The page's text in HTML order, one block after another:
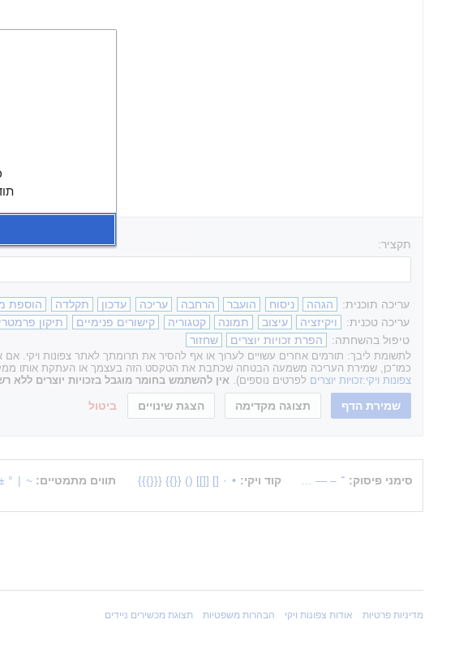
תקציר:
עריכה תוכנית: הגהה ניסוח הועבר הרחבה עריכה עדכון תקלדה
הוספת
עריכה טכנית:
ויקיזציה עיצוב תמונה קטגוריה קישורים פנימיים תיקון
טיפול בהשחתה:
הפרת זכויות יוצרים שחזור
לתשומת ליבך: תורמים אחרים עשויים לערוך או אף להסיר את תרומתך לאתר צפונות ויקי.
כמו־כן, שמירת העריכה משמעה הבטחה שכתבת את הטקסט הזה בעצמך או העתקת אותו ממקור
צפונות ויקי:זכויות יוצרים לפרטים נוספים). אין להשתמש בחומר מוגבל בזכויות יוצרים ללא
ביטול
סימני פיסוק: ־ –
— קוד ויקי: •
·
[]
[[]]
()
{{}}
{{{}}} תווים מתמטיים: ~
|
°
מדיניות פרטיות אודות צפונות ויקי הבהרות משפטיות תצוגת מכשירים ניידים